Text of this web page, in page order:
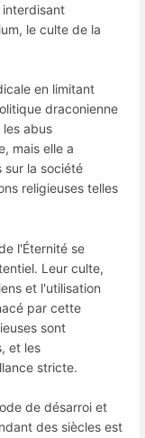
le culte de la
en limitant
draconienne
abus
mais elle a
sur la société
religieuses telles
l'Éternité se
Leur culte,
et l'utilisation
par cette
sont
et les
stricte.
de désarroi et
des siècles est